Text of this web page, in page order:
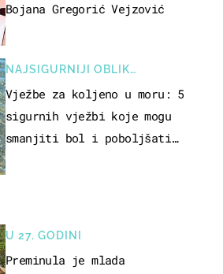
U 27. GODINI
Preminula je mlada
Bojana Gregorić Vejzović
NAJSIGURNIJI OBLIK
REKREACIJE
Vježbe za koljeno u moru: 5
sigurnih vježbi koje mogu
smanjiti bol i poboljšati